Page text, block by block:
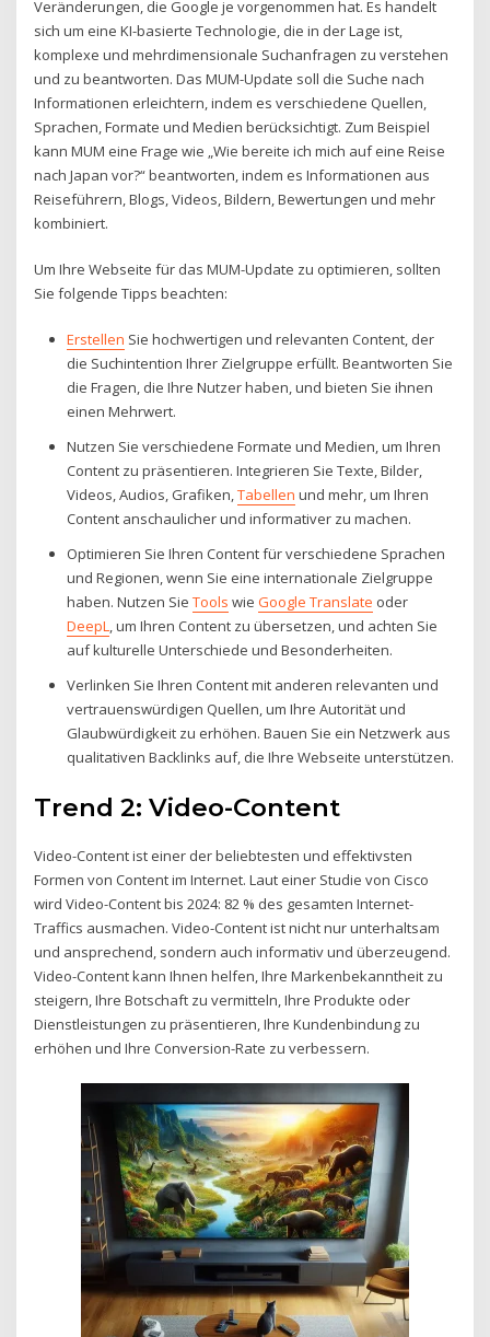
Veränderungen, die Google je vorgenommen hat. Es handelt
sich um eine KI-basierte Technologie, die in der Lage ist,
komplexe und mehrdimensionale Suchanfragen zu verstehen
und zu beantworten. Das MUM-Update soll die Suche nach
Informationen erleichtern, indem es verschiedene Quellen,
Sprachen, Formate und Medien berücksichtigt. Zum Beispiel
kann MUM eine Frage wie „Wie bereite ich mich auf eine Reise
nach Japan vor?“ beantworten, indem es Informationen aus
Reiseführern, Blogs, Videos, Bildern, Bewertungen und mehr
kombiniert.
Um Ihre Webseite für das MUM-Update zu optimieren, sollten
Sie folgende Tipps beachten:
Erstellen Sie hochwertigen und relevanten Content, der
die Suchintention Ihrer Zielgruppe erfüllt. Beantworten Sie
die Fragen, die Ihre Nutzer haben, und bieten Sie ihnen
einen Mehrwert.
Nutzen Sie verschiedene Formate und Medien, um Ihren
Content zu präsentieren. Integrieren Sie Texte, Bilder,
Videos, Audios, Grafiken,Tabellen und mehr, um Ihren
Content anschaulicher und informativer zu machen.
Optimieren Sie Ihren Content für verschiedene Sprachen
und Regionen, wenn Sie eine internationale Zielgruppe
haben. Nutzen Sie Tools wie Google Translate oder
DeepL, um Ihren Content zu übersetzen, und achten Sie
auf kulturelle Unterschiede und Besonderheiten.
Verlinken Sie Ihren Content mit anderen relevanten und
vertrauenswürdigen Quellen, um Ihre Autorität und
Glaubwürdigkeit zu erhöhen. Bauen Sie ein Netzwerk aus
qualitativen Backlinks auf, die Ihre Webseite unterstützen.
Trend 2: Video-Content
Video-Content ist einer der beliebtesten und effektivsten
Formen von Content im Internet. Laut einer Studie von Cisco
wird Video-Content bis 2024: 82 % des gesamten Internet-
Traffics ausmachen. Video-Content ist nicht nur unterhaltsam
und ansprechend, sondern auch informativ und überzeugend.
Video-Content kann Ihnen helfen, Ihre Markenbekanntheit zu
steigern, Ihre Botschaft zu vermitteln, Ihre Produkte oder
Dienstleistungen zu präsentieren, Ihre Kundenbindung zu
erhöhen und Ihre Conversion-Rate zu verbessern.